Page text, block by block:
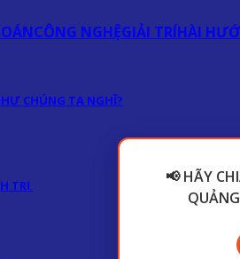
CÔNG NGHỆGIẢI TRÍHÀI
CHÚNG TA NGHĨ?
TRỊ
📢 HÃY